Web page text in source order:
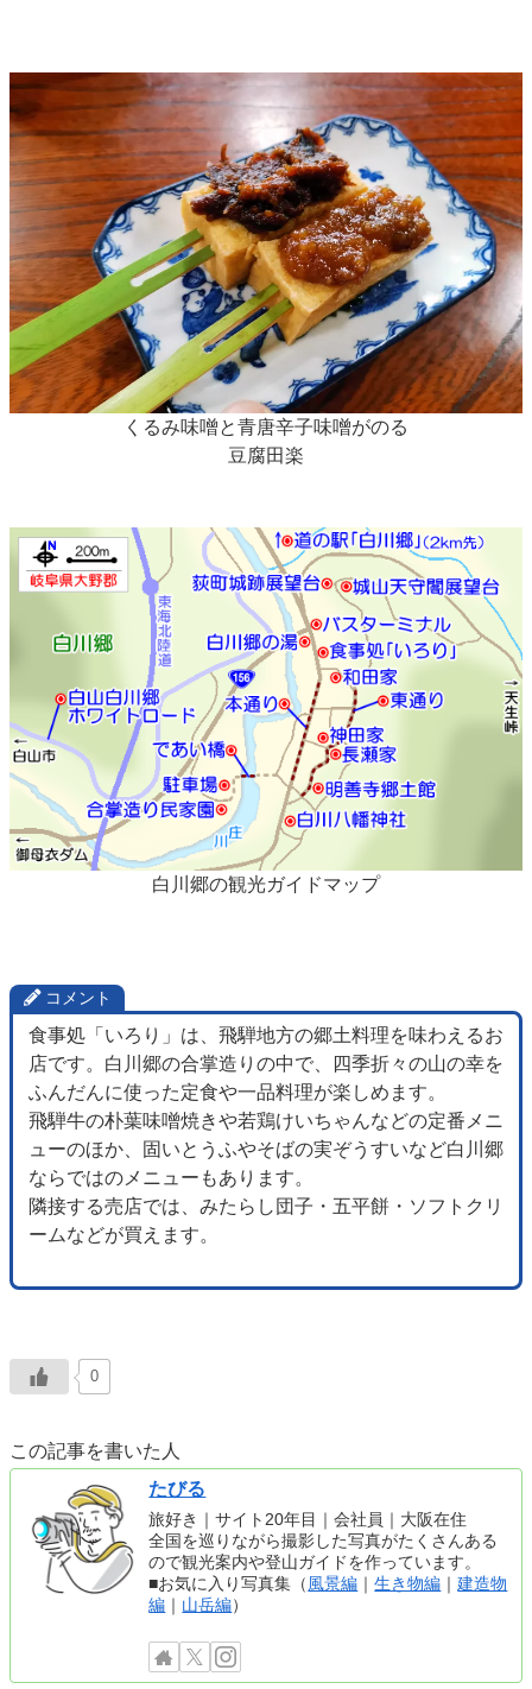
くるみ味噌と青唐辛子味噌がのる
豆腐田楽
白川郷の観光ガイドマップ
コメント
食事処「いろり」は、飛騨地方の郷土料理を味わえるお
店です。白川郷の合掌造りの中で、四季折々の山の幸を
ふんだんに使った定食や一品料理が楽しめます。
飛騨牛の朴葉味噌焼きや若鶏けいちゃんなどの定番メニ
ューのほか、固いとうふやそばの実ぞうすいなど白川郷
ならではのメニューもあります。
隣接する売店では、みたらし団子・五平餅・ソフトクリ
ームなどが買えます。
0
この記事を書いた人
たびる
旅好き｜サイト20年目｜会社員｜大阪在住
全国を巡りながら撮影した写真がたくさんある
ので観光案内や登山ガイドを作っています。
■お気に入り写真集（ 風景編 ｜生き物編 ｜建造物
編 ｜ 山岳編）